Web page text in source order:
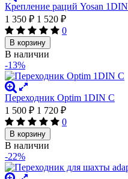
Крепление раций Yosan 1DIN
1 350 ₽ 1 520 ₽
0
В корзину
В наличии
-13%
Переходник Optim 1DIN C
1 500 ₽ 1 720 ₽
0
В корзину
В наличии
-22%